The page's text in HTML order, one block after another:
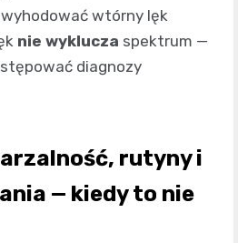
wtórny lęk
nie wyklucza spektrum —
diagnozy
rutyny i
— kiedy to nie